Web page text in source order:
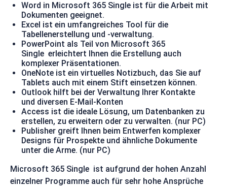
Word in Microsoft 365 Single ist für die Arbeit mit
Dokumenten geeignet.
Excel ist ein umfangreiches Tool für die
Tabellenerstellung und -verwaltung.
PowerPoint als Teil von Microsoft 365
Single erleichtert Ihnen die Erstellung auch
komplexer Präsentationen.
OneNote ist ein virtuelles Notizbuch, das Sie auf
Tablets auch mit einem Stift einsetzen können.
Outlook hilft bei der Verwaltung Ihrer Kontakte
und diversen E-Mail-Konten
Access ist die ideale Lösung, um Datenbanken zu
erstellen, zu erweitern oder zu verwalten. (nur PC)
Publisher greift Ihnen beim Entwerfen komplexer
Designs für Prospekte und ähnliche Dokumente
unter die Arme. (nur PC)
Microsoft 365 Single ist aufgrund der hohen Anzahl
einzelner Programme auch für sehr hohe Ansprüche